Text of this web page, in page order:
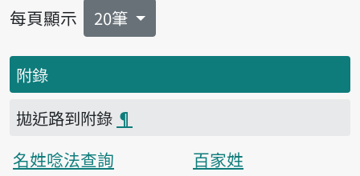
每頁顯示 20筆
附錄
拋近路到附錄 ¶
名姓唸法查詢
百家姓